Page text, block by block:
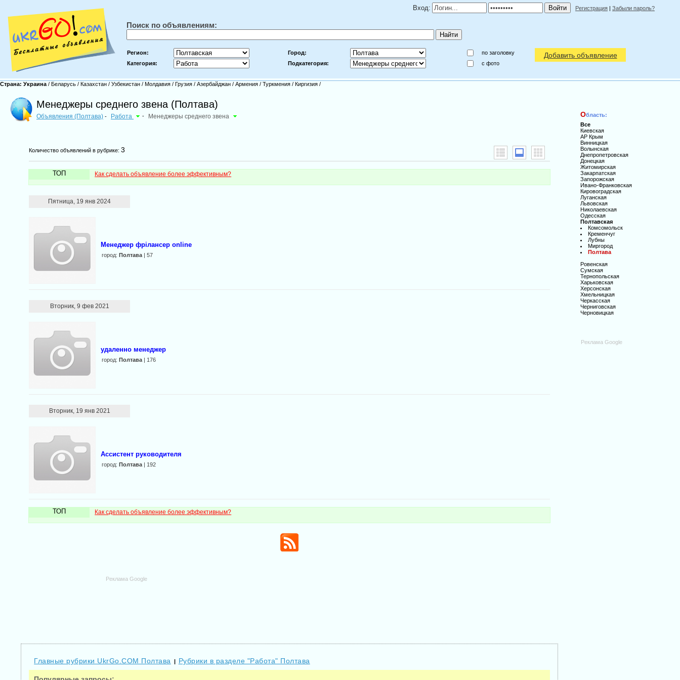
Вход: Регистрация | Забыли пароль?
Поиск по объявлениям:
Регион: Город:
по заголовку
Категория:
Подкатегория: c фото
Добавить объявление
Страна: Украина / Беларусь / Казахстан / Узбекистан / Молдавия / Грузия / Азербайджан / Армения / Туркмения / Киргизия /
Менеджеры среднего звена (Полтава)
Объявления (Полтава) - Работа - Менеджеры среднего звена
Количество объявлений в рубрике:3
ТОП Как сделать объявление более эффективным?
Пятница, 19 янв 2024
Менеджер фрілансер online
город:Полтава | 57
Вторник, 9 фев 2021
удаленно менеджер
город:Полтава | 176
Вторник, 19 янв 2021
Ассистент руководителя
город:Полтава | 192
ТОП Как сделать объявление более эффективным?
Реклама Google
Главные рубрики UkrGo.COM Полтава | Рубрики в разделе "Работа" Полтава
Область:
Все
Киевская
АР Крым
Винницкая
Волынская
Днепропетровская
Донецкая
Житомирская
Закарпатская
Запорожская
Ивано-Франковская
Кировоградская
Луганская
Львовская
Николаевская
Одесская
Полтавская
Комсомольск
Кременчуг
Лубны
Миргород
Полтава
Ровенская
Сумская
Тернопольская
Харьковская
Херсонская
Хмельницкая
Черкасская
Черниговская
Черновицкая
Реклама Google